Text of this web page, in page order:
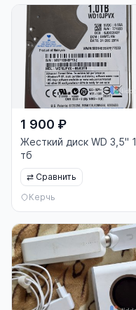
1 900 ₽
Жесткий диск WD 3,5" 1
тб
⇄ Сравнить
Керчь